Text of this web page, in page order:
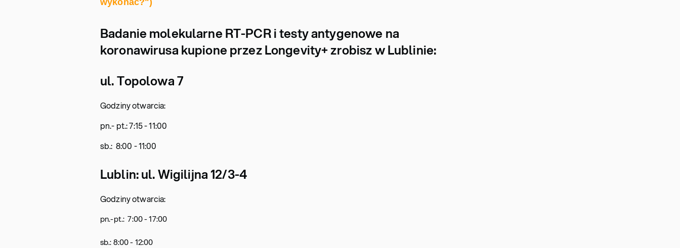
wykonać?")
Badanie molekularne RT-PCR i testy antygenowe na
koronawirusa kupione przez Longevity+ zrobisz w Lublinie:
ul. Topolowa 7
Godziny otwarcia:
pn.- pt.: 7:15 - 11:00
sb.: 8:00 - 11:00
Lublin: ul. Wigilijna 12/3-4
Godziny otwarcia:
pn.-pt.: 7:00 - 17:00
sb.: 8:00 - 12:00